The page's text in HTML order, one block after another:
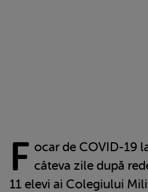
F ocar de COVID-19
câteva zile după
11 elevi ai Colegiului